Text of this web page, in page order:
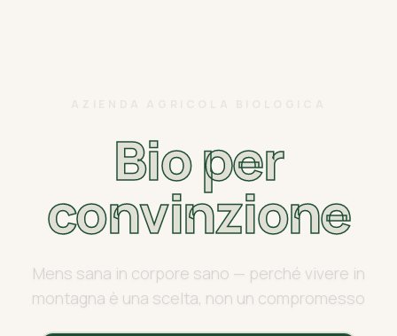
Bio per
convinzione
Mens sana in corpore sano — perché vivere in
montagna è una scelta, non un compromesso